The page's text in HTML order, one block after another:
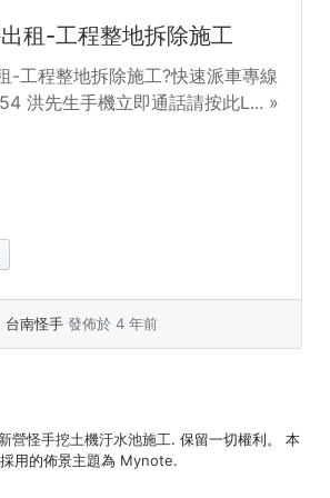
租-工程整地拆除施工
-工程整地拆除施工?快速派車專線
洪先生手機立即通話請按此L... »
台南怪手 發佈於 4 年前
營怪手挖土機汙水池施工. 保留一切權利。 本
用的佈景主題為 Mynote.